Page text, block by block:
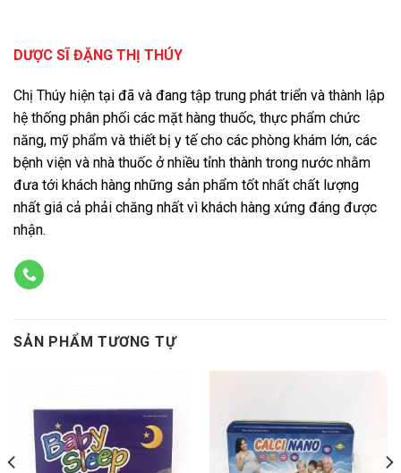
DƯỢC SĨ ĐẶNG THỊ THÚY
Chị Thúy hiện tại đã và đang tập trung phát triển và thành lập
hệ thống phân phối các mặt hàng thuốc, thực phẩm chức
năng, mỹ phẩm và thiết bị y tế cho các phòng khám lớn, các
bệnh viện và nhà thuốc ở nhiều tỉnh thành trong nước nhằm
đưa tới khách hàng những sản phẩm tốt nhất chất lượng
nhất giá cả phải chăng nhất vì khách hàng xứng đáng được
nhận.
SẢN PHẨM TƯƠNG TỰ